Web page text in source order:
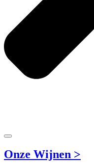
Onze Wijnen >